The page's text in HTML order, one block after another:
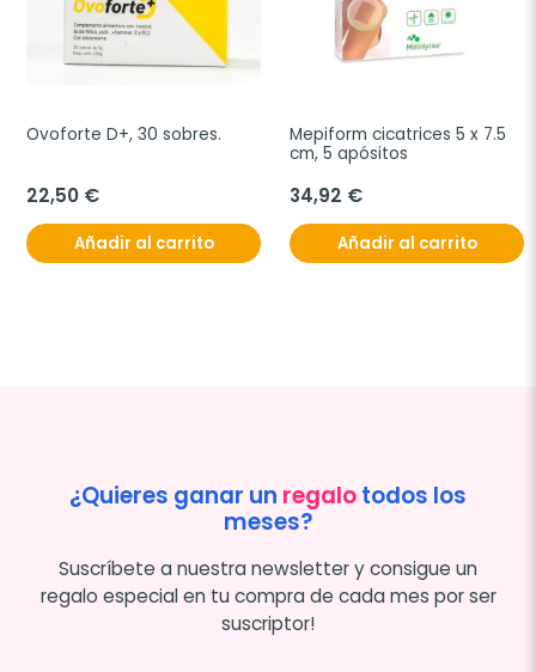
Ovoforte D+, 30 sobres.
22,50 €
Añadir al carrito
Mepiform cicatrices 5 x 7.5
cm, 5 apósitos
34,92 €
Añadir al carrito
¿Quieres ganar un regalotodos los
meses?
Suscríbete a nuestra newsletter y consigue un
regalo especial en tu compra de cada mes por ser
suscriptor!